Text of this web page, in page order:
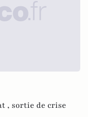
, sortie de crise